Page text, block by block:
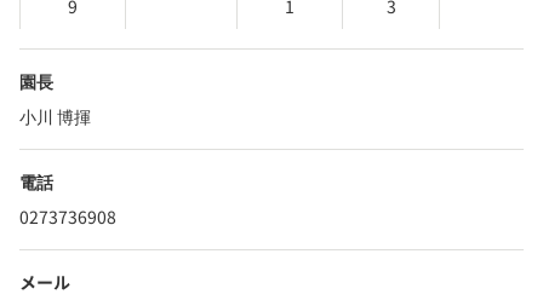
9 1 3
園長
小川 博揮
電話
0273736908
メール